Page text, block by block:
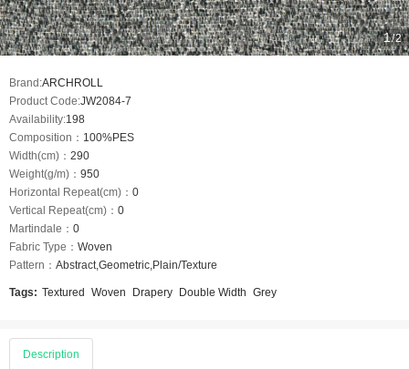
1/2
Brand:ARCHROLL
Product Code:JW2084-7
Availability:198
Composition： 100%PES
Width(cm)： 290
Weight(g/m)： 950
Horizontal Repeat(cm)： 0
Vertical Repeat(cm)： 0
Martindale： 0
Fabric Type： Woven
Pattern： Abstract,Geometric,Plain/Texture
Tags: Textured Woven Drapery Double Width Grey
Description